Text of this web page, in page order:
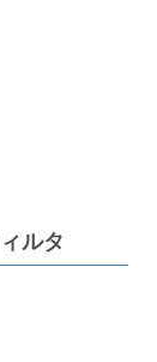
ルタ